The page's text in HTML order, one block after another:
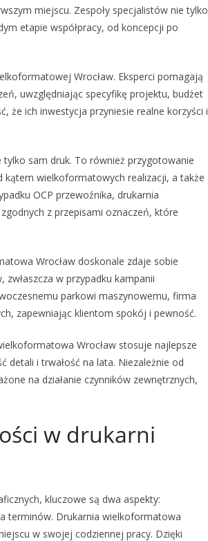
miejscu. Zespoły specjalistów nie tylko
etapie współpracy, od koncepcji po
Wrocław. Eksperci pomagają
uwzględniając specyfikę projektu, budżet
że ich inwestycja przyniesie realne korzyści i
sam druk. To również przygotowanie
wielkoformatowych realizacji, a także
OCP przewoźnika, drukarnia
z przepisami oznaczeń, które
Wrocław doskonale zdaje sobie
w przypadku kampanii
parkowi maszynowemu, firma
zapewniając klientom spokój i pewność.
Wrocław stosuje najlepsze
detali i trwałość na lata. Niezależnie od
na działanie czynników zewnętrznych,
w drukarni
kluczowe są dwa aspekty:
terminów. Drukarnia wielkoformatowa
w swojej codziennej pracy. Dzięki